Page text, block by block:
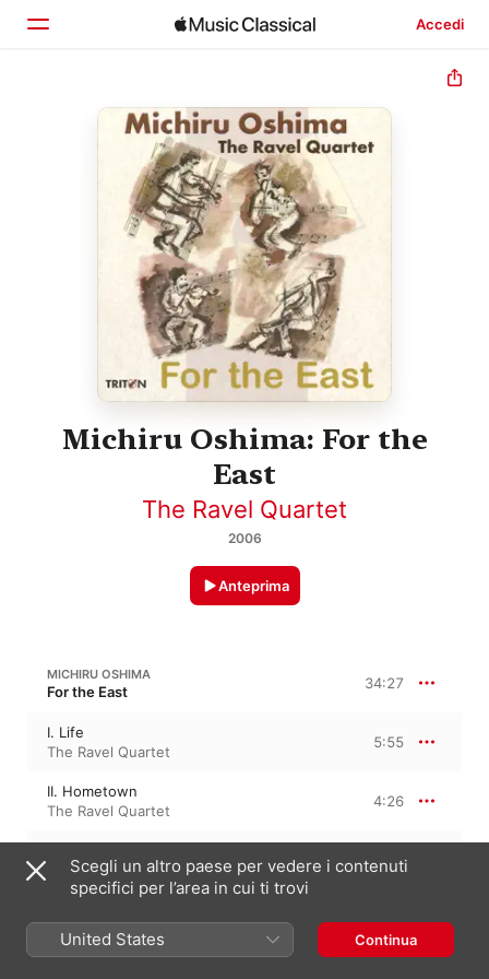
Accedi
Home
Michiru Oshima: For the
East
The Ravel Quartet
2006
Anteprima
MICHIRU OSHIMA
For the East 34:27
I. Life
The Ravel Quartet
5:55
II. Hometown
The Ravel Quartet
4:26
The Ravel Quartet
4:32
The Ravel Quartet
4:40
Scegli un altro paese per vedere i contenuti
specifici per l’area in cui ti trovi
United States Continua